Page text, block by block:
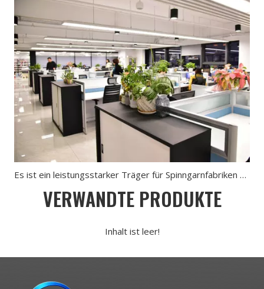
Es ist ein leistungsstarker Träger für Spinngarnfabriken und auch der Rohstoff für die Herstellung von schnittfesten Handschuhen
VERWANDTE PRODUKTE
Inhalt ist leer!